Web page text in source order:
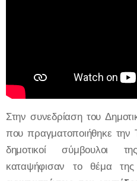
Στην συνεδρίαση του
που πραγματοποιήθηκε την
δημοτικοί σύμβουλοι
καταψήφισαν το θέμα